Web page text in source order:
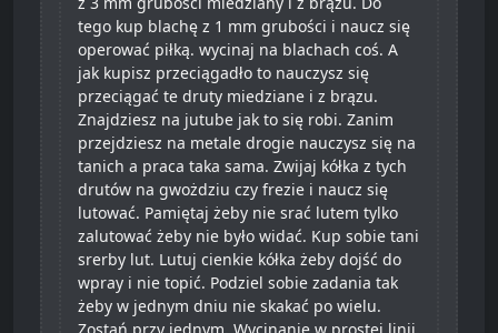
tego kup blachę z 1 mm grubości i naucz się
operować piłką. wycinaj na blachach coś. A
jak kupisz przeciągadło to nauczysz się
przeciągać te druty miedziane i z brązu.
Znajdziesz na jutube jak to się robi. Zanim
przejdziesz na metale drogie nauczysz się na
tanich a praca taka sama. Zwijaj kółka z tych
drutów na gwożdziu czy frezie i naucz się
lutować. Pamiętaj żeby nie srać lutem tylko
zalutować żeby nie było widać. Kup sobie tani
srerby lut. Lutuj cienkie kółka żeby dojść do
wpray i nie topić. Podziel sobie zadania tak
żeby w jednym dniu nie skakać po wielu.